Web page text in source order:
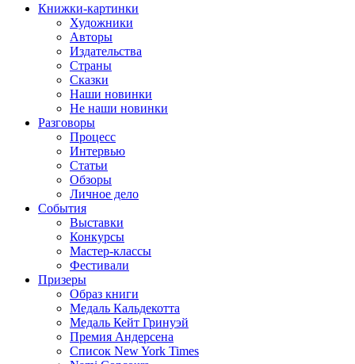
Книжки-картинки
Художники
Авторы
Издательства
Страны
Сказки
Наши новинки
Не наши новинки
Разговоры
Процесс
Интервью
Статьи
Обзоры
Личное дело
События
Выставки
Конкурсы
Мастер-классы
Фестивали
Призеры
Образ книги
Медаль Кальдекотта
Медаль Кейт Гринуэй
Премия Андерсена
Список New York Times